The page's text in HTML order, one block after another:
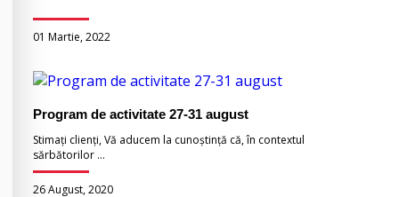
01 Martie, 2022
Program de activitate 27-31 august
Stimați clienți, Vă aducem la cunoștință că, în contextul
sărbătorilor ...
26 August, 2020